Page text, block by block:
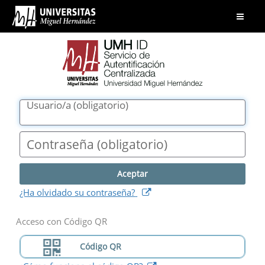
UMH
ID.
Servicio
Autentificación
Centralizada.
Universidad
Miguel
Hernández
Abrir
Usuario/a (obligatorio)
Contraseña (obligatorio)
¿Ha olvidado su contraseña? abre
Acceso con Código QR
Código QR